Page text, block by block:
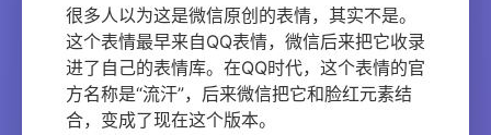
很多人以为这是微信原创的表情，其实不是。
这个表情最早来自QQ表情，微信后来把它收录
进了自己的表情库。在QQ时代，这个表情的官
方名称是“流汗”，后来微信把它和脸红元素结
合，变成了现在这个版本。